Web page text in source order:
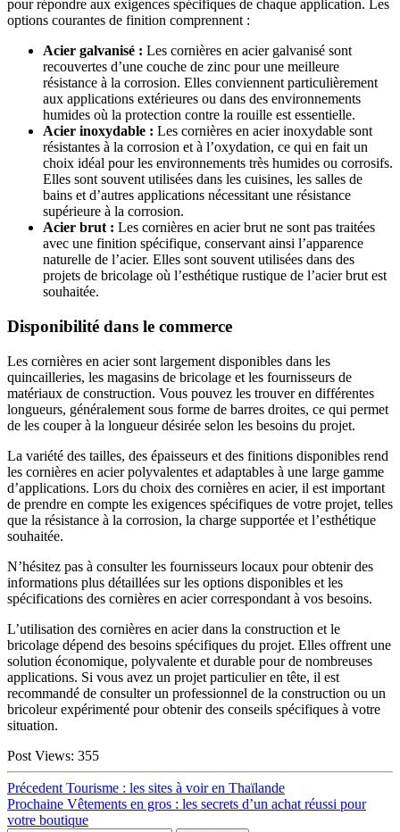
pour répondre aux exigences spécifiques de chaque application. Les
options courantes de finition comprennent :
Acier galvanisé : Les cornières en acier galvanisé sont
recouvertes d’une couche de zinc pour une meilleure
résistance à la corrosion. Elles conviennent particulièrement
aux applications extérieures ou dans des environnements
humides où la protection contre la rouille est essentielle.
Acier inoxydable : Les cornières en acier inoxydable sont
résistantes à la corrosion et à l’oxydation, ce qui en fait un
choix idéal pour les environnements très humides ou corrosifs.
Elles sont souvent utilisées dans les cuisines, les salles de
bains et d’autres applications nécessitant une résistance
supérieure à la corrosion.
Acier brut : Les cornières en acier brut ne sont pas traitées
avec une finition spécifique, conservant ainsi l’apparence
naturelle de l’acier. Elles sont souvent utilisées dans des
projets de bricolage où l’esthétique rustique de l’acier brut est
souhaitée.
Disponibilité dans le commerce
Les cornières en acier sont largement disponibles dans les
quincailleries, les magasins de bricolage et les fournisseurs de
matériaux de construction. Vous pouvez les trouver en différentes
longueurs, généralement sous forme de barres droites, ce qui permet
de les couper à la longueur désirée selon les besoins du projet.
La variété des tailles, des épaisseurs et des finitions disponibles rend
les cornières en acier polyvalentes et adaptables à une large gamme
d’applications. Lors du choix des cornières en acier, il est important
de prendre en compte les exigences spécifiques de votre projet, telles
que la résistance à la corrosion, la charge supportée et l’esthétique
souhaitée.
N’hésitez pas à consulter les fournisseurs locaux pour obtenir des
informations plus détaillées sur les options disponibles et les
spécifications des cornières en acier correspondant à vos besoins.
L’utilisation des cornières en acier dans la construction et le
bricolage dépend des besoins spécifiques du projet. Elles offrent une
solution économique, polyvalente et durable pour de nombreuses
applications. Si vous avez un projet particulier en tête, il est
recommandé de consulter un professionnel de la construction ou un
bricoleur expérimenté pour obtenir des conseils spécifiques à votre
situation.
Post Views: 355
Navigation
de
Précedent Article
précédent :
Tourisme : les sites à voir en Thaïlande
Prochaine Article
suivant :
Vêtements en gros : les secrets d’un achat réussi pour
votre boutique